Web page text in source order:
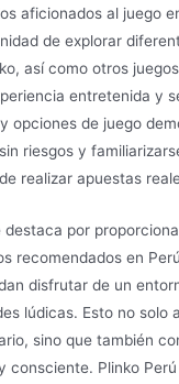
aficionados al juego
de explorar
así como otros
entretenida y
opciones de juego
riesgos y
realizar apuestas
destaca por
recomendados en
disfrutar de un
lúdicas. Esto no solo
sino que también
consciente. Plinko